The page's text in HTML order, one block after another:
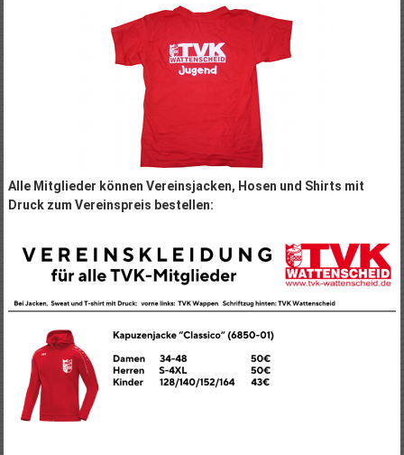
Alle Mitglieder können Vereinsjacken, Hosen und Shirts mit
Druck zum Vereinspreis bestellen: